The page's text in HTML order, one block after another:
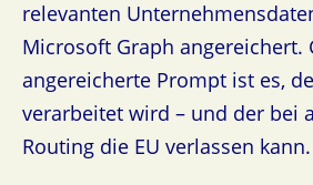
relevanten
Microsoft Graph angereichert.
angereicherte Prompt ist es,
verarbeitet wird – und der bei
Routing die EU verlassen kann.